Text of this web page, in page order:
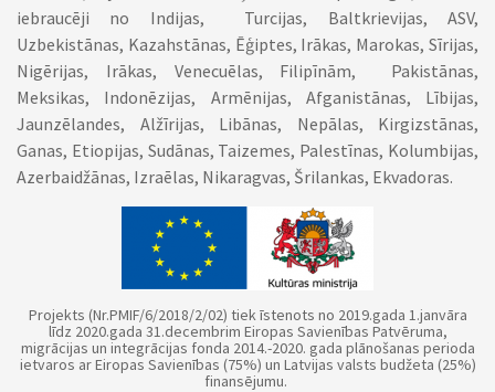
iebraucēji no Indijas, Turcijas, Baltkrievijas, ASV,
Uzbekistānas, Kazahstānas, Ēģiptes, Irākas, Marokas, Sīrijas,
Nigērijas, Irākas, Venecuēlas, Filipīnām, Pakistānas,
Meksikas, Indonēzijas, Armēnijas, Afganistānas, Lībijas,
Jaunzēlandes, Alžīrijas, Libānas, Nepālas, Kirgizstānas,
Ganas, Etiopijas, Sudānas, Taizemes, Palestīnas, Kolumbijas,
Azerbaidžānas, Izraēlas, Nikaragvas, Šrilankas, Ekvadoras.
Projekts (Nr.PMIF/6/2018/2/02) tiek īstenots no 2019.gada 1.janvāra
līdz 2020.gada 31.decembrim Eiropas Savienības Patvēruma,
migrācijas un integrācijas fonda 2014.-2020. gada plānošanas perioda
ietvaros ar Eiropas Savienības (75%) un Latvijas valsts budžeta (25%)
finansējumu.